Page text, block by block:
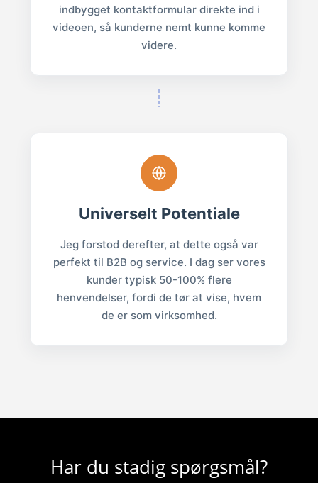
indbygget kontaktformular direkte ind i
videoen, så kunderne nemt kunne komme
videre.
Universelt Potentiale
Jeg forstod derefter, at dette også var
perfekt til B2B og service. I dag ser vores
kunder typisk 50-100% flere
henvendelser, fordi de tør at vise, hvem
de er som virksomhed.
Har du stadig spørgsmål?